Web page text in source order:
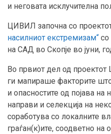
и неговата исклучителна
ЦИВИЛ започна со
насилниот екстремизам“
на САД во Скопје во јуни,
Во првиот дел од
ги мапираше факторите
и опасностите од појава
направи и селекција на
соработува со локалните
граѓан(к)ите, соодветно на